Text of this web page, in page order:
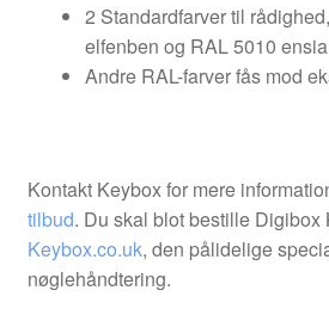
2 Standardfarver til
elfenben og RAL 5010
Andre RAL-farver fås mod
Kontakt Keybox for mere
tilbud. Du skal blot bestille Digibox
Keybox.co.uk, den pålidelige
nøglehåndtering.